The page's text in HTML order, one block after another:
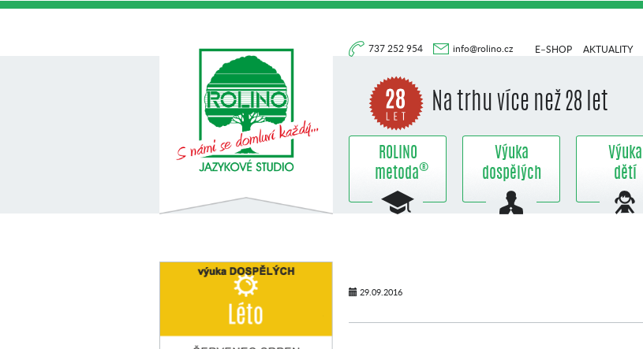
737 252 954 info@rolino.cz
Na trhu více než 28 let
E–SHOP AKTUALITY
ROLINO
metoda®
Výuka
dospělých
Výuka
dětí
29.09.2016